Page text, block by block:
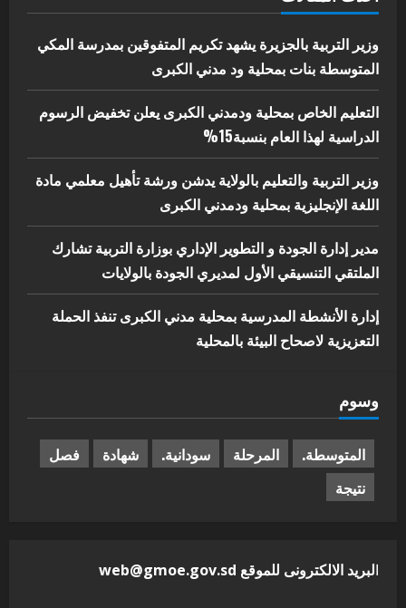
5
البيئة بالمحلية
يوليو 29, 2026
وزير التربية بالجزيرة يشهد تكريم المتفوقين بمدرسة المكي
المتوسطة بنات بمحلية ود مدني الكبرى
التعليم الخاص بمحلية ودمدني الكبرى يعلن تخفيض الرسوم
الدراسية لهذا العام بنسبة15%
وزير التربية والتعليم بالولاية يدشن ورشة تأهيل معلمي مادة
اللغة الإنجليزية بمحلية ودمدني الكبرى
مدير إدارة الجودة و التطوير الإداري بوزارة التربية تشارك
الملتقي التنسيقي الأول لمديري الجودة بالولايات
إدارة الأنشطة المدرسية بمحلية مدني الكبرى تنفذ الحملة
التعزيزية لاصحاح البيئة بالمحلية
وسوم
المتوسطة. المرحلة سودانية. شهادة
فصل
نتيجة
البريد الالكترونى للموقع web@gmoe.gov.sd